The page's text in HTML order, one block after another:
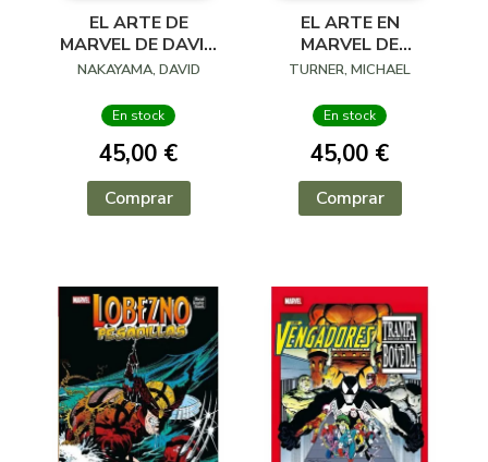
EL ARTE DE
MARVEL DE DAVID
NAKAYAMA
NAKAYAMA, DAVID
En stock
45,00 €
Comprar
EL ARTE EN
MARVEL DE
MICHAEL TURNER
TURNER, MICHAEL
En stock
45,00 €
Comprar